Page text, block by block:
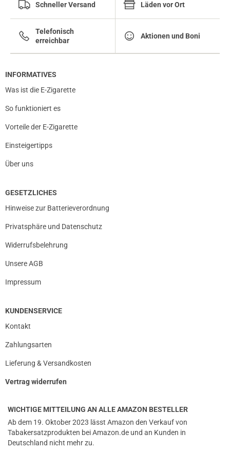
Schneller Versand Läden vor Ort
Telefonisch
erreichbar
Aktionen und Boni
INFORMATIVES
Was ist die E-Zigarette
So funktioniert es
Vorteile der E-Zigarette
Einsteigertipps
Über uns
GESETZLICHES
Hinweise zur Batterieverordnung
Privatsphäre und Datenschutz
Widerrufsbelehrung
Unsere AGB
Impressum
KUNDENSERVICE
Kontakt
Zahlungsarten
Lieferung & Versandkosten
Vertrag widerrufen
WICHTIGE MITTEILUNG AN ALLE AMAZON BESTELLER
Ab dem 19. Oktober 2023 lässt Amazon den Verkauf von
Tabakersatzprodukten bei Amazon.de und an Kunden in
Deutschland nicht mehr zu.